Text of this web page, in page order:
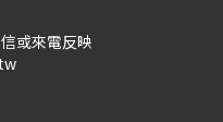
或來電反映